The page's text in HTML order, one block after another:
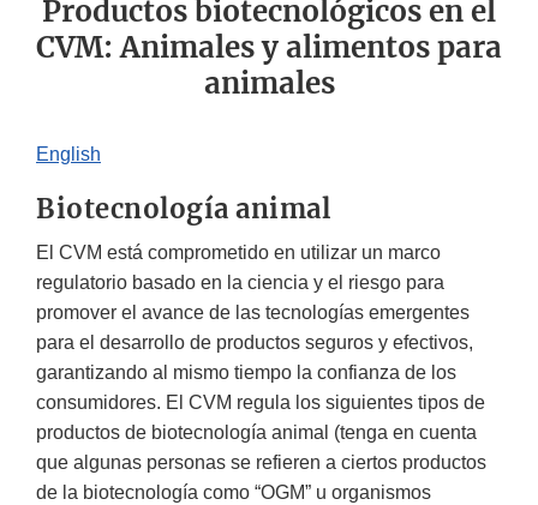
Productos biotecnológicos en el
CVM: Animales y alimentos para
animales
English
Biotecnología animal
El CVM está comprometido en utilizar un marco
regulatorio basado en la ciencia y el riesgo para
promover el avance de las tecnologías emergentes
para el desarrollo de productos seguros y efectivos,
garantizando al mismo tiempo la confianza de los
consumidores. El CVM regula los siguientes tipos de
productos de biotecnología animal (tenga en cuenta
que algunas personas se refieren a ciertos productos
de la biotecnología como “OGM” u organismos